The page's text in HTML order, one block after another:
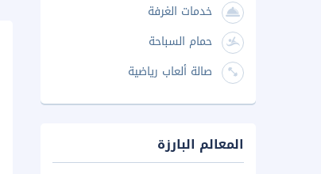
خدمات الغرفة
حمام السباحة
صالة ألعاب رياضية
المعالم البارزة